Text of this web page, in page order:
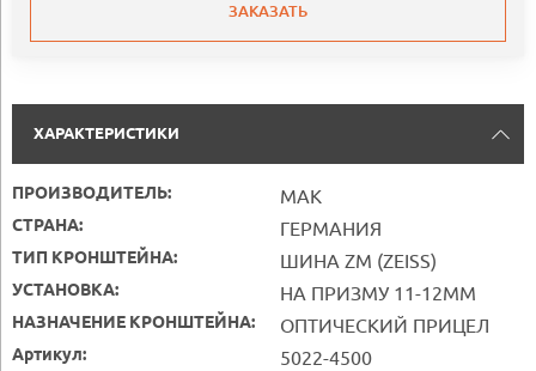
ЗАКАЗАТЬ
ХАРАКТЕРИСТИКИ
ПРОИЗВОДИТЕЛЬ: MAK
СТРАНА: ГЕРМАНИЯ
ТИП КРОНШТЕЙНА: ШИНА ZM (ZEISS)
УСТАНОВКА: НА ПРИЗМУ 11-12ММ
НАЗНАЧЕНИЕ КРОНШТЕЙНА: ОПТИЧЕСКИЙ ПРИЦЕЛ
Артикул: 5022-4500